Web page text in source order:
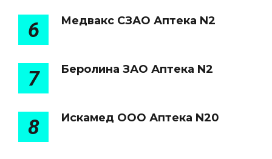
6 Медвакс СЗАО Аптека N2
7 Беролина ЗАО Аптека N2
8 Искамед ООО Аптека N20